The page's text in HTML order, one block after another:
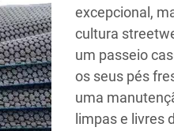
excepcional,
cultura
um passeio
os seus pés
uma
limpas e livres